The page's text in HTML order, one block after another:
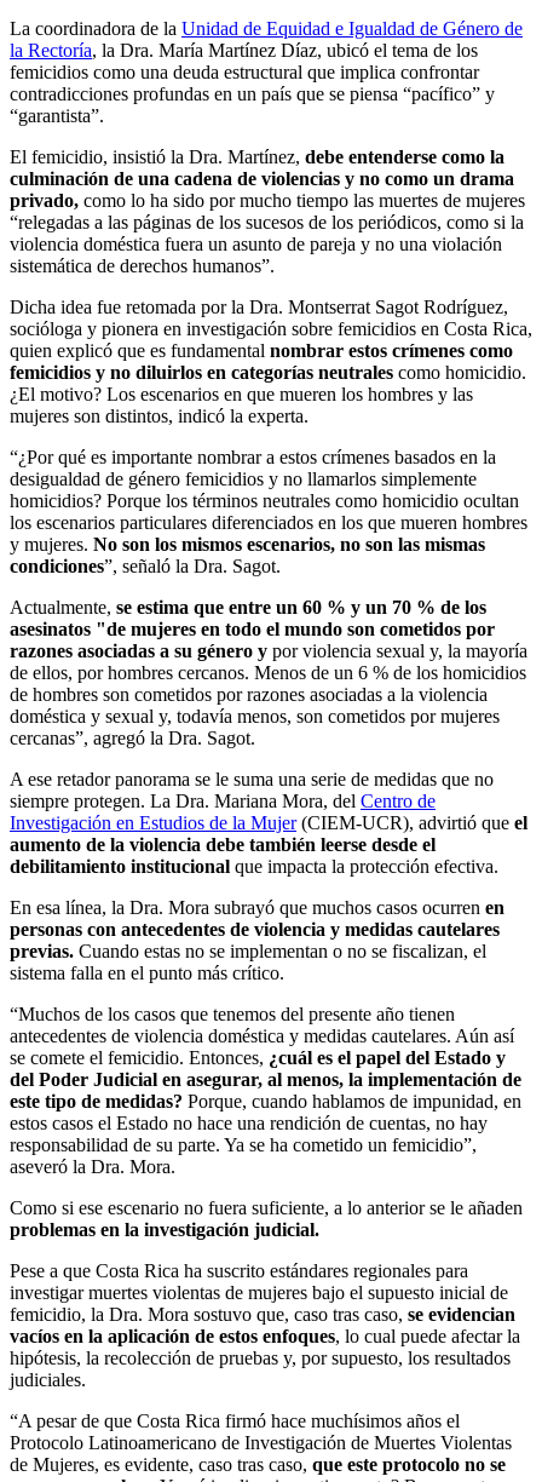
La coordinadora de la Unidad de Equidad e Igualdad de Género de
la Rectoría, la Dra. María Martínez Díaz, ubicó el tema de los
femicidios como una deuda estructural que implica confrontar
contradicciones profundas en un país que se piensa “pacífico” y
“garantista”.
El femicidio, insistió la Dra. Martínez, debe entenderse como la
culminación de una cadena de violencias y no como un drama
privado, como lo ha sido por mucho tiempo las muertes de mujeres
“relegadas a las páginas de los sucesos de los periódicos, como si la
violencia doméstica fuera un asunto de pareja y no una violación
sistemática de derechos humanos”.
Dicha idea fue retomada por la Dra. Montserrat Sagot Rodríguez,
socióloga y pionera en investigación sobre femicidios en Costa Rica,
quien explicó que es fundamental nombrar estos crímenes como
femicidios y no diluirlos en categorías neutrales como homicidio.
¿El motivo? Los escenarios en que mueren los hombres y las
mujeres son distintos, indicó la experta.
“¿Por qué es importante nombrar a estos crímenes basados en la
desigualdad de género femicidios y no llamarlos simplemente
homicidios? Porque los términos neutrales como homicidio ocultan
los escenarios particulares diferenciados en los que mueren hombres
y mujeres. No son los mismos escenarios, no son las mismas
condiciones”, señaló la Dra. Sagot.
Actualmente, se estima que entre un 60 % y un 70 % de los
asesinatos "de mujeres en todo el mundo son cometidos por
razones asociadas a su género y por violencia sexual y, la mayoría
de ellos, por hombres cercanos. Menos de un 6 % de los homicidios
de hombres son cometidos por razones asociadas a la violencia
doméstica y sexual y, todavía menos, son cometidos por mujeres
cercanas”, agregó la Dra. Sagot.
A ese retador panorama se le suma una serie de medidas que no
siempre protegen. La Dra. Mariana Mora, del Centro de
Investigación en Estudios de la Mujer(CIEM-UCR), advirtió que el
aumento de la violencia debe también leerse desde el
debilitamiento institucional que impacta la protección efectiva.
En esa línea, la Dra. Mora subrayó que muchos casos ocurren en
personas con antecedentes de violencia y medidas cautelares
previas. Cuando estas no se implementan o no se fiscalizan, el
sistema falla en el punto más crítico.
“Muchos de los casos que tenemos del presente año tienen
antecedentes de violencia doméstica y medidas cautelares. Aún así
se comete el femicidio. Entonces, ¿cuál es el papel del Estado y
del Poder Judicial en asegurar, al menos, la implementación de
este tipo de medidas? Porque, cuando hablamos de impunidad, en
estos casos el Estado no hace una rendición de cuentas, no hay
responsabilidad de su parte. Ya se ha cometido un femicidio”,
aseveró la Dra. Mora.
Como si ese escenario no fuera suficiente, a lo anterior se le añaden
problemas en la investigación judicial.
Pese a que Costa Rica ha suscrito estándares regionales para
investigar muertes violentas de mujeres bajo el supuesto inicial de
femicidio, la Dra. Mora sostuvo que, caso tras caso, se evidencian
vacíos en la aplicación de estos enfoques, lo cual puede afectar la
hipótesis, la recolección de pruebas y, por supuesto, los resultados
judiciales.
“A pesar de que Costa Rica firmó hace muchísimos años el
Protocolo Latinoamericano de Investigación de Muertes Violentas
de Mujeres, es evidente, caso tras caso, que este protocolo no se